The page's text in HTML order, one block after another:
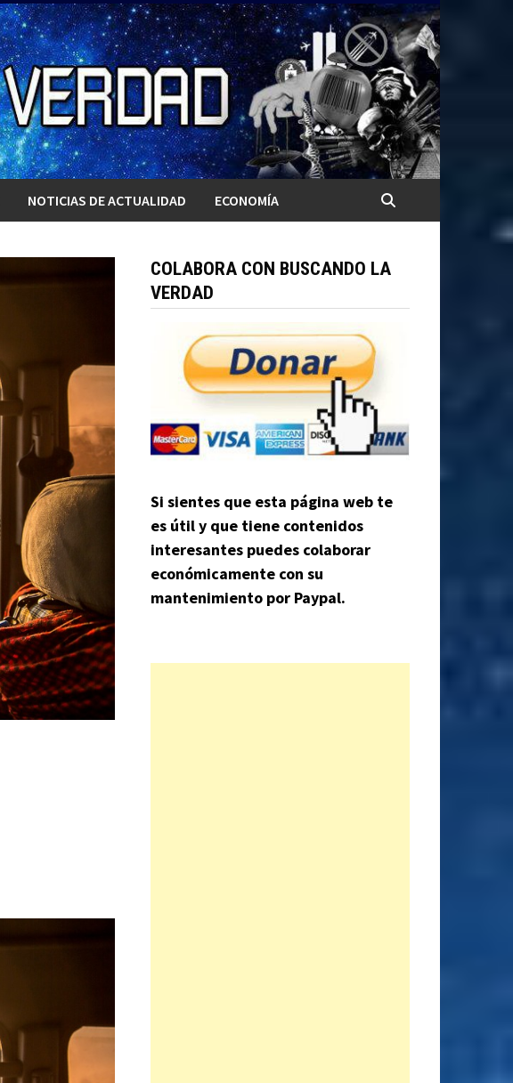
NOTICIAS DE ACTUALIDAD ECONOMÍA
COLABORA CON BUSCANDO LA
VERDAD
Si sientes que esta página web te
es útil y que tiene contenidos
interesantes puedes colaborar
económicamente con su
mantenimiento por Paypal.